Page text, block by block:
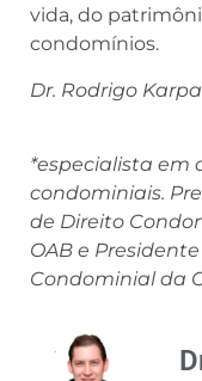
vida, do
condomínios.
Dr. Rodrigo
*especialista em
condominiais.
de Direito
OAB e
Condominial da